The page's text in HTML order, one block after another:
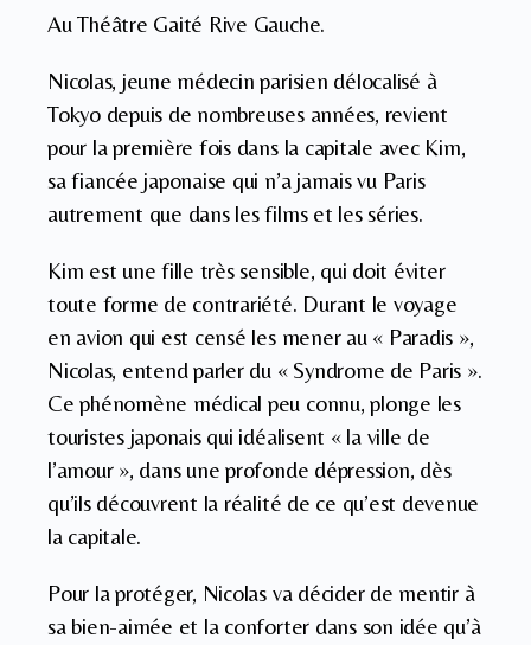
Au Théâtre Gaité Rive Gauche.
Nicolas, jeune médecin parisien délocalisé à
Tokyo depuis de nombreuses années, revient
pour la première fois dans la capitale avec Kim,
sa fiancée japonaise qui n’a jamais vu Paris
autrement que dans les films et les séries.
Kim est une fille très sensible, qui doit éviter
toute forme de contrariété. Durant le voyage
en avion qui est censé les mener au « Paradis »,
Nicolas, entend parler du « Syndrome de Paris ».
Ce phénomène médical peu connu, plonge les
touristes japonais qui idéalisent « la ville de
l’amour », dans une profonde dépression, dès
qu’ils découvrent la réalité de ce qu’est devenue
la capitale.
Pour la protéger, Nicolas va décider de mentir à
sa bien-aimée et la conforter dans son idée qu’à